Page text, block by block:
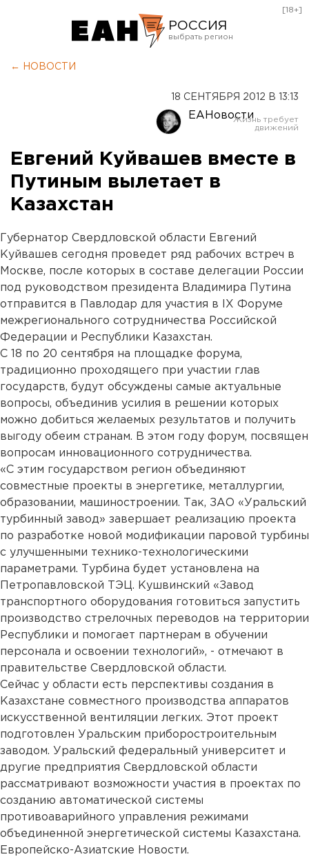
РОССИЯ
Оренбург
[18+]
← НОВОСТИ
18 СЕНТЯБРЯ 2012 В 13:13
ЕАНовости
Евгений Куйвашев вместе в
Путиным вылетает в
Казахстан
Губернатор Свердловской области Евгений
Куйвашев сегодня проведет ряд рабочих встреч в
Москве, после которых в составе делегации России
под руководством президента Владимира Путина
отправится в Павлодар для участия в IX Форуме
межрегионального сотрудничества Российской
Федерации и Республики Казахстан.
С 18 по 20 сентября на площадке форума,
традиционно проходящего при участии глав
государств, будут обсуждены самые актуальные
вопросы, объединив усилия в решении которых
можно добиться желаемых результатов и получить
выгоду обеим странам. В этом году форум, посвящен
вопросам инновационного сотрудничества.
«С этим государством регион объединяют
совместные проекты в энергетике, металлургии,
образовании, машиностроении. Так, ЗАО «Уральский
турбинный завод» завершает реализацию проекта
по разработке новой модификации паровой турбины
с улучшенными технико-технологическими
параметрами. Турбина будет установлена на
Петропавловской ТЭЦ. Кушвинский «Завод
транспортного оборудования готовиться запустить
производство стрелочных переводов на территории
Республики и помогает партнерам в обучении
персонала и освоении технологий», - отмечают в
правительстве Свердловской области.
Сейчас у области есть перспективы создания в
Казахстане совместного производства аппаратов
искусственной вентиляции легких. Этот проект
подготовлен Уральским приборостроительным
заводом. Уральский федеральный университет и
другие предприятия Свердловской области
рассматривают возможности участия в проектах по
созданию автоматической системы
противоаварийного управления режимами
объединенной энергетической системы Казахстана.
Европейско-Азиатские Новости.